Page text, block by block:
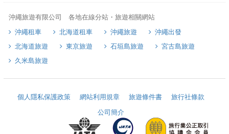
沖繩旅遊有限公司 各地在線分站・旅遊相關網站
沖繩租車
北海道租車 沖繩旅遊
沖繩出發
北海道旅遊
東京旅遊 石垣島旅遊
宮古島旅遊
久米島旅遊
個人隱私保護政策 網站利用規章 旅遊條件書
旅行社條款
公司簡介